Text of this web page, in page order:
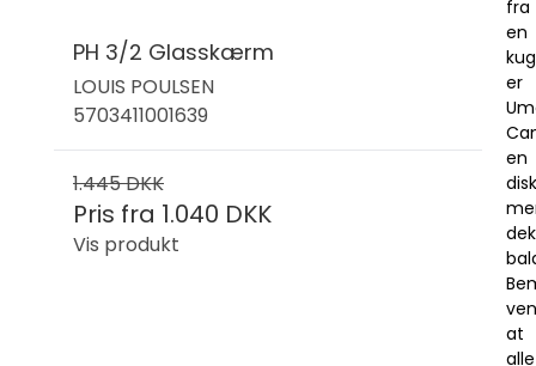
PH 3/2 Glasskærm
LOUIS POULSEN
5703411001639
1.445 DKK
Pris fra 1.040 DKK
Vis produkt
fra
en
er
en
at
alle